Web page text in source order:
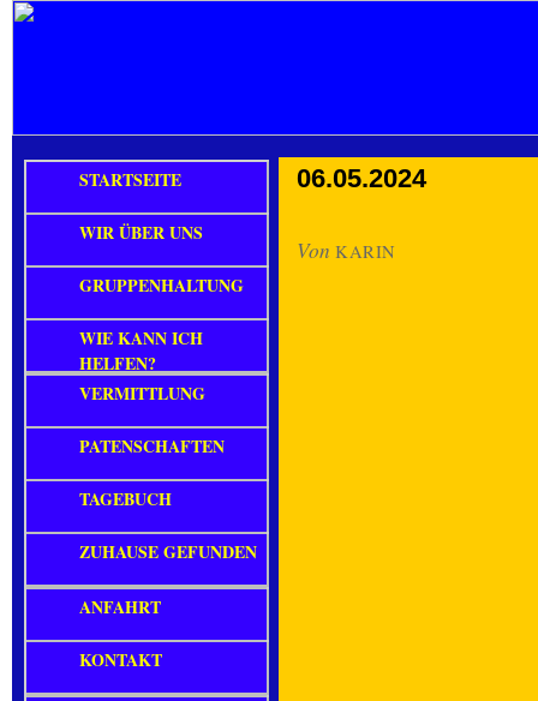
06.05.2024
Von KARIN
STARTSEITE
WIR ÜBER UNS
GRUPPENHALTUNG
WIE KANN ICH
HELFEN?
VERMITTLUNG
PATENSCHAFTEN
TAGEBUCH
ZUHAUSE GEFUNDEN
ANFAHRT
KONTAKT